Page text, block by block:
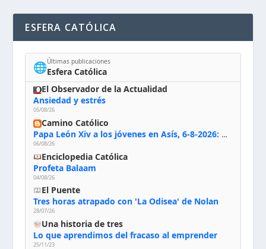
ESFERA CATÓLICA
🌐Últimas publicaciones
Esfera Católica
El Observador de la Actualidad
Ansiedad y estrés
05/08/26
Camino Católico
Papa León Xiv a los jóvenes en Asís, 6-8-2026: «De san Francisco aprendan la radicalidad evangélica: no los vuelve ciegos ni violentos, sino sensibles, atentos, siempre en el seguimiento de Jesús, humildes y acogiendo a todos»
06/08/26
Enciclopedia Católica
Profeta Balaam
04/08/26
El Puente
Tres horas atrapado con 'La Odisea' de Nolan
28/07/26
Una historia de tres
Lo que aprendimos del fracaso al emprender
25/11/23